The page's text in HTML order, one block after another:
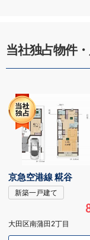
当社独占物件
京急空港線 糀谷
新築一戸建て
大田区南蒲田2丁目